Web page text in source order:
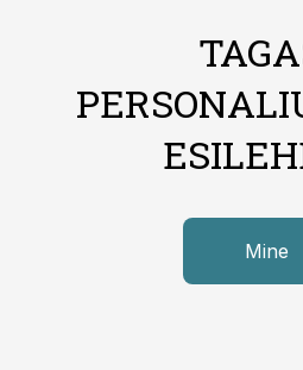
Mine